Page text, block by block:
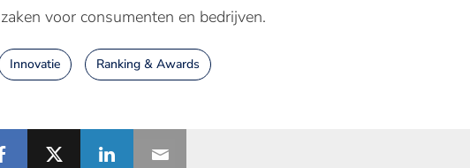
voor consumenten en bedrijven.
Innovatie Ranking & Awards